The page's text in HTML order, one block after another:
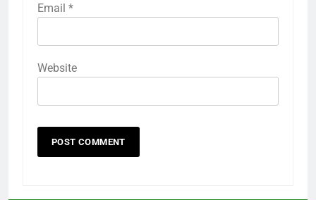
Email *
Website